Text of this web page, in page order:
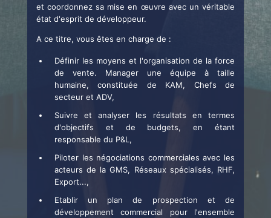
et coordonnez sa mise en œuvre avec un véritable
état d'esprit de développeur.
A ce titre, vous êtes en charge de :
Définir les moyens et l'organisation de la force
de vente. Manager une équipe à taille
humaine, constituée de KAM, Chefs de
secteur et ADV,
Suivre et analyser les résultats en termes
d'objectifs et de budgets, en étant
responsable du P&L,
Piloter les négociations commerciales avec les
acteurs de la GMS, Réseaux spécialisés, RHF,
Export...,
Etablir un plan de prospection et de
développement commercial pour l'ensemble